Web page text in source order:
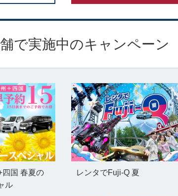
で実施中のキャンペーン
四国 春夏の
ル
レンタでFuji-Q 夏